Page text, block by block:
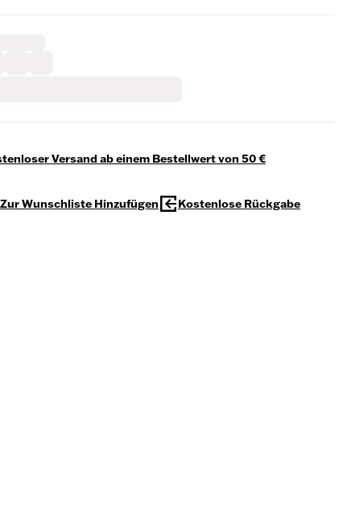
Versand ab einem Bestellwert von 50 €
Zur Wunschliste Hinzufügen Kostenlose Rückgabe